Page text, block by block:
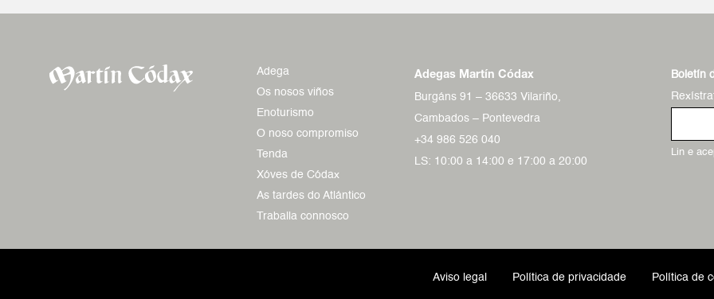
Adega
Os nosos viños
Enoturismo
O noso compromiso
Tenda
Xóves de Códax
As tardes do Atlántico
Traballa connosco
Adegas Martín Códax
Burgáns 91 – 36633 Vilariño,
Cambados – Pontevedra
+34 986 526 040
LS: 10:00 a 14:00 e 17:00 a 20:00
Boletín
Lin e
Aviso legal Política de privacidade Política de